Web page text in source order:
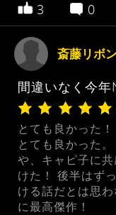
3 0
斎藤リボ
間違いなく今年
とても良かった
とても良かった
や、キャピ子に
けた！ 後半はず
ける話だとは思
に最高傑作！